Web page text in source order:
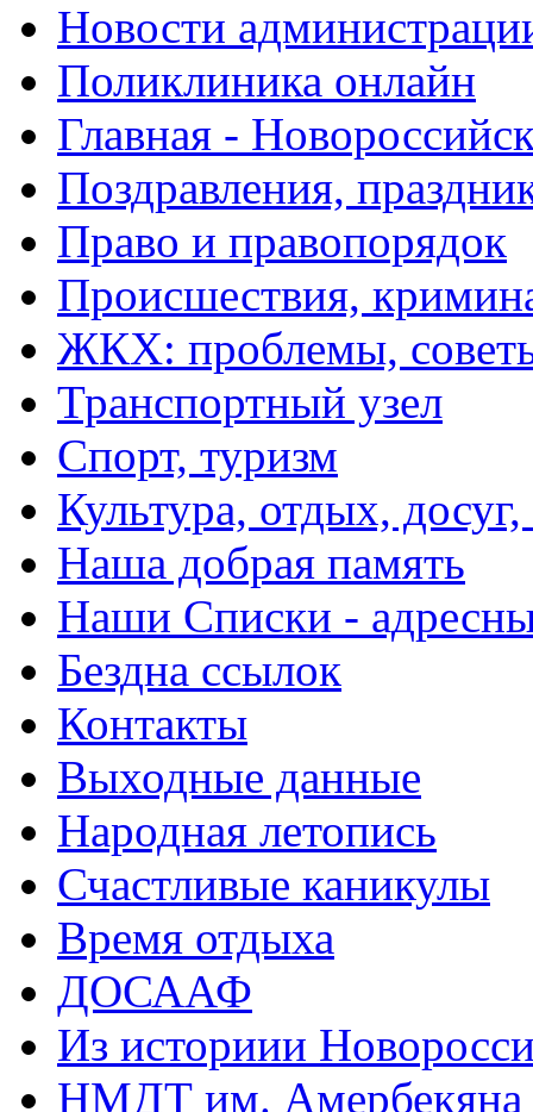
Новости
Поликлиника онлайн
Главная -
Поздравления,
Право и правопорядок
Происшествия,
ЖКХ: проблемы,
Транспортный узел
Спорт, туризм
Культура, отдых,
Наша добрая память
Наши Списки -
Бездна ссылок
Контакты
Выходные данные
Народная летопись
Счастливые каникулы
Время отдыха
ДОСААФ
Из историии
НМДТ им. Амербекяна